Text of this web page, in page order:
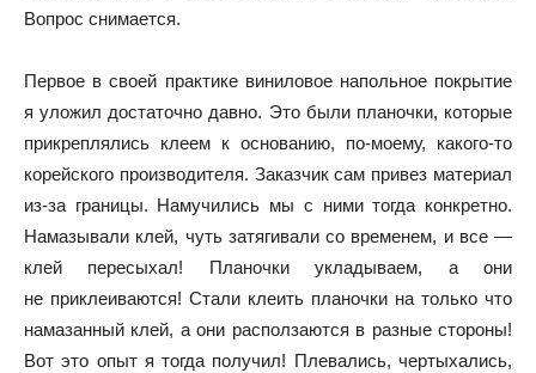
Вопрос снимается.
Первое в своей практике виниловое напольное покрытие
я уложил достаточно давно. Это были планочки, которые
прикреплялись клеем к основанию, по-моему, какого-то
корейского производителя. Заказчик сам привез материал
из-за границы. Намучились мы с ними тогда конкретно.
Намазывали клей, чуть затягивали со временем, и все —
клей пересыхал! Планочки укладываем, а они
не приклеиваются! Стали клеить планочки на только что
намазанный клей, а они расползаются в разные стороны!
Вот это опыт я тогда получил! Плевались, чертыхались,